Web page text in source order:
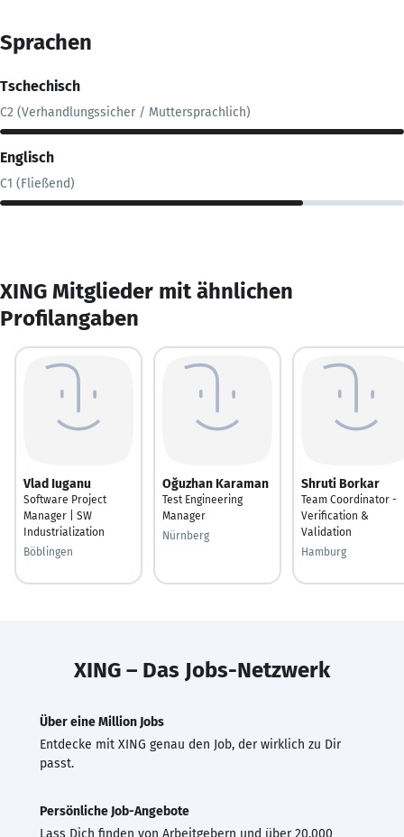
Sprachen
Tschechisch
C2 (Verhandlungssicher / Muttersprachlich)
Englisch
C1 (Fließend)
XING Mitglieder mit ähnlichen
Profilangaben
Vlad Iuganu
Software Project
Manager | SW
Industrialization
Böblingen
Oğuzhan Karaman
Test Engineering
Manager
Nürnberg
Shruti Borkar
Team Coordinator -
Verification &
Validation
Hamburg
XING – Das Jobs-Netzwerk
Über eine Million Jobs
Entdecke mit XING genau den Job, der wirklich zu Dir
passt.
Persönliche Job-Angebote
Lass Dich finden von Arbeitgebern und über 20.000